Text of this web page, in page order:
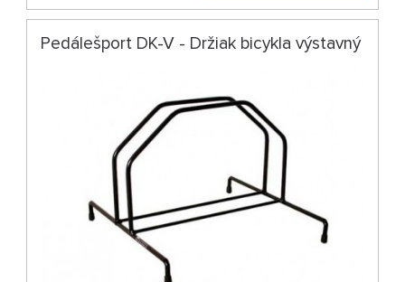
Pedálešport DK-V - Držiak bicykla výstavný